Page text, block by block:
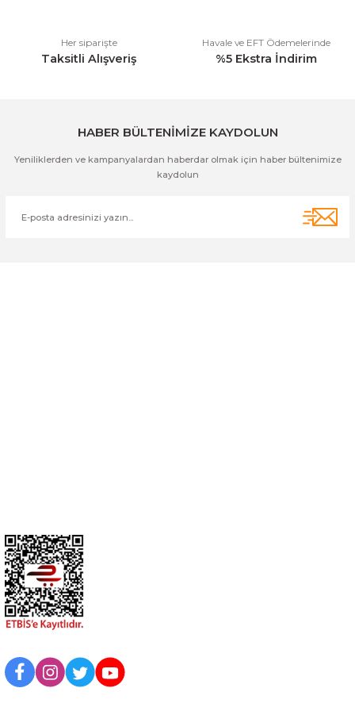
Her siparişte
Taksitli Alışveriş
Havale ve EFT Ödemelerinde
%5 Ekstra İndirim
HABER BÜLTENİMİZE KAYDOLUN
Yeniliklerden ve kampanyalardan haberdar olmak için haber bültenimize
kaydolun